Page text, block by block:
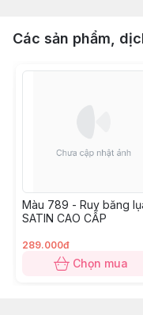
Các sản phẩm,
Màu 789 - Ruy băng
SATIN CAO CẤP
289.000đ
Chọn mua